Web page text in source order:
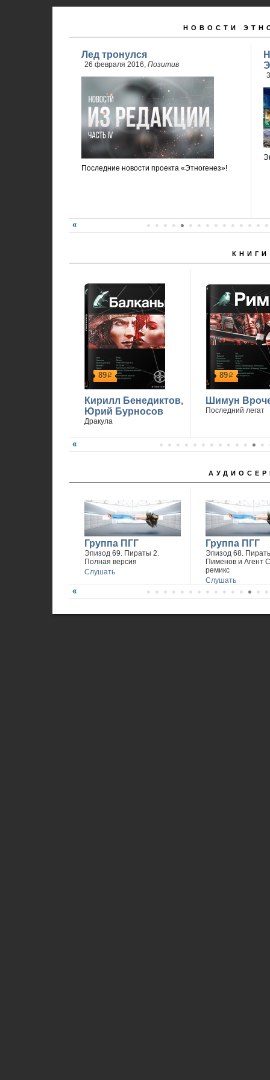
НОВОСТИ
Лед тронулся
26 февраля 2016, Позитив
Последние новости проекта «Этногенез»!
КНИГИ
89р
Кирилл Бенедиктов,
Юрий Бурносов
Дракула
89р
Шимун
Последний легат
Группа ПГГ
Эпизод 69. Пираты 2.
Полная версия
Слушать
Группа ПГГ
Эпизод 68.
Пименов и Агент
ремикс
Слушать